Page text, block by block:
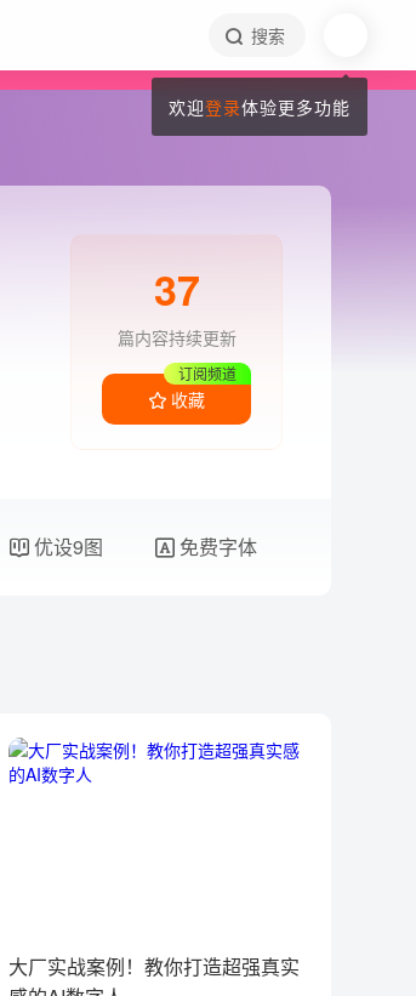
搜索
37
篇内容持续更新
收藏
订阅频道
优设9图 免费字体
大厂实战案例！教你打造超强真实
欢迎登录体验更多功能